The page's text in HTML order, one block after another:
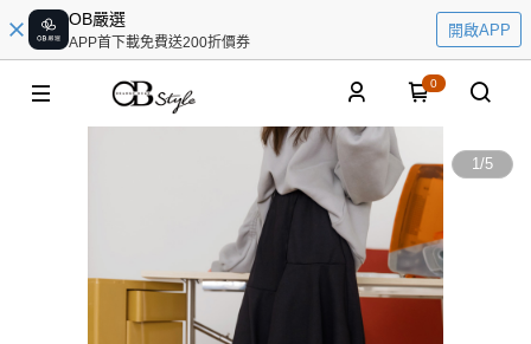
OB嚴選
APP首下載免費送200折價券
開啟APP
0
1/5